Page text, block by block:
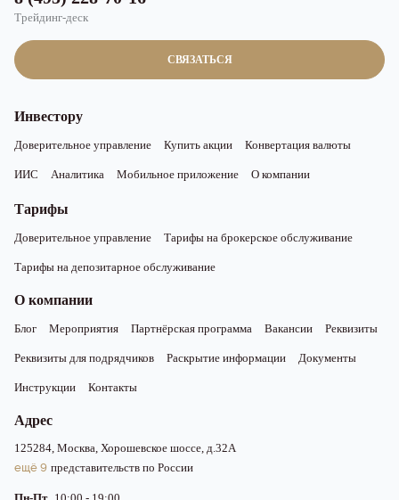
СВЯЗАТЬСЯ
Трейдинг-деск
Инвестору
Доверительное управление Купить акции Конвертация валюты
ИИС Аналитика Мобильное приложение О компании
Тарифы
Доверительное управление Тарифы на брокерское обслуживание
Тарифы на депозитарное обслуживание
О компании
Блог Мероприятия Партнёрская программа Вакансии Реквизиты
Реквизиты для подрядчиков Раскрытие информации Документы
Инструкции Контакты
Адрес
125284, Москва, Хорошевское шоссе, д.32А
ещё 9 представительств по России